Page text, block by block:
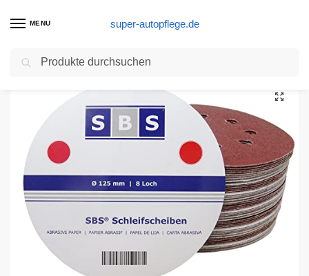
MENU super-autopflege.de
Start Exzenterschleifer Produkte /